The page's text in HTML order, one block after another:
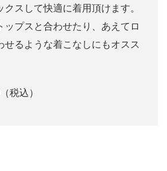
スして快適に着用頂けます。
プスと合わせたり、あえてロ
せるような着こなしにもオスス
税込）